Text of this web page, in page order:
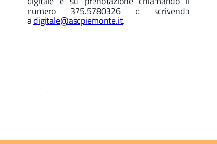
numero 375.5780326 o scrivendo
adigitale@ascpiemonte.it.
.